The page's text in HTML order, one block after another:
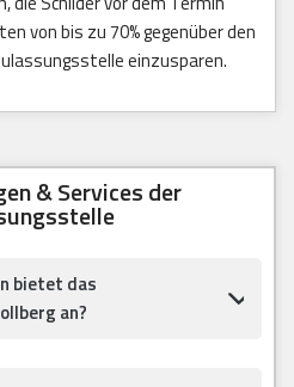
von bis zu 70% gegenüber den
einzusparen.
& Services der
bietet das
an?